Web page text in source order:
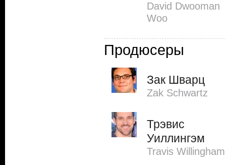
David Dwooman
Woo
Продюсеры
Зак Шварц
Zak Schwartz
Трэвис
Уиллингэм
Travis Willingham